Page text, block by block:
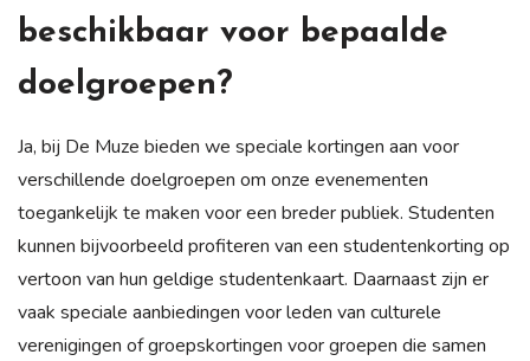
beschikbaar voor bepaalde
doelgroepen?
Ja, bij De Muze bieden we speciale kortingen aan voor
verschillende doelgroepen om onze evenementen
toegankelijk te maken voor een breder publiek. Studenten
kunnen bijvoorbeeld profiteren van een studentenkorting op
vertoon van hun geldige studentenkaart. Daarnaast zijn er
vaak speciale aanbiedingen voor leden van culturele
verenigingen of groepskortingen voor groepen die samen